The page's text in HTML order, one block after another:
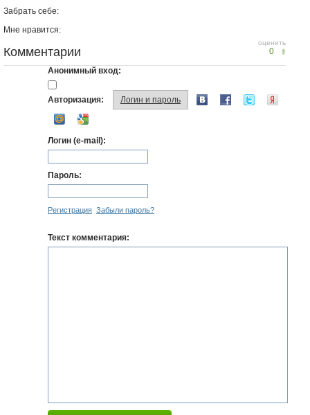
Забрать себе:
Мне нравится:
оценить
0
Комментарии
Анонимный вход:
Авторизация: Логин и пароль
Логин (e-mail):
Пароль:
Регистрация Забыли пароль?
Текст комментария: